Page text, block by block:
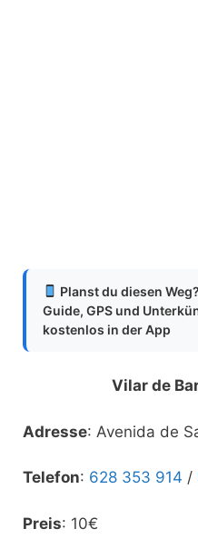
Planst du diesen Weg?
Guide, GPS und
kostenlos in der App
Vilar de
Adresse: Avenida de
Telefon: 628 353 914 /
Preis: 10€